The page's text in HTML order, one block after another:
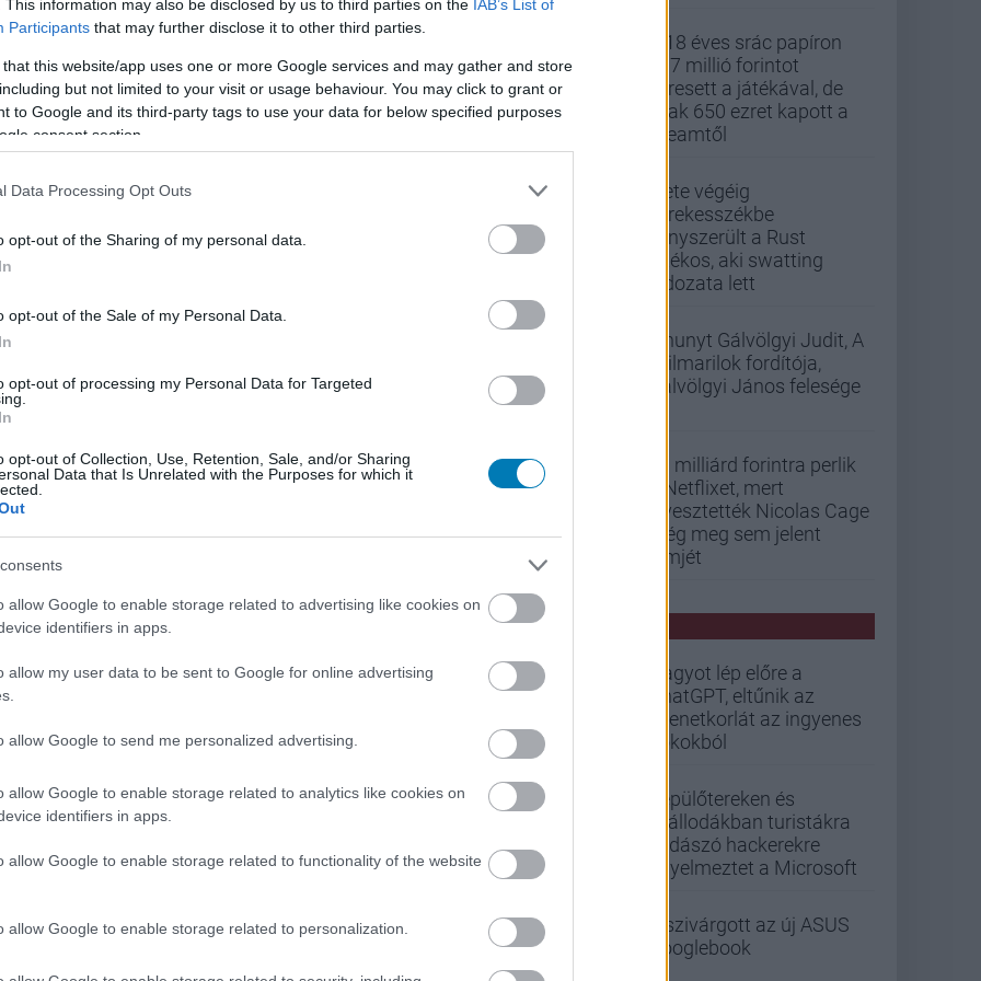
This information may also be disclosed by us to third parties on the IAB’s List of
Participants that may further disclose it to other third parties.
that this website/app uses one or more Google services and may gather and store
but not limited to your visit or usage behaviour. You may click to grant or
to Google and its third-party tags to use your data for below specified purposes
consent section.
Data Processing Opt Outs
opt-out of the Sharing of my personal data.
opt-out of the Sale of my Personal Data.
opt-out of processing my Personal Data for Targeted
opt-out of Collection, Use, Retention, Sale, and/or Sharing
Data that Is Unrelated with the Purposes for which it
allow Google to enable storage related to advertising like cookies on
identifiers in apps.
allow my user data to be sent to Google for online advertising
allow Google to send me personalized advertising.
allow Google to enable storage related to analytics like cookies on
identifiers in apps.
allow Google to enable storage related to functionality of the website
allow Google to enable storage related to personalization.
melyekben a rosszfiú szerepébe
során több cím is bizonyította, hogy nem csak az
ha hősként lépünk fel.
ezek a konzolos játékok is
amiknek azonnal
n is
még bőven maradtak nagy hiányzók.
F1 2020 és Fortnite - ezzel
pár tippet, hogy szerintünk mivel érdemes
egyik legjobb remake érkezik
egy lengyel oldalon tűnt fel a PlayStation hirdetése,
hónap két játékát mutatta be, és bizony az egyikért
O'Neil, a Bluepoint Games egyik
A 18 éves srác papíron
437 millió forintot
keresett a játékával, de
csak 650 ezret kapott a
Steamtől
Élete végéig
kerekesszékbe
kényszerült a Rust
játékos, aki swatting
áldozata lett
Elhunyt Gálvölgyi Judit, A
szilmarilok fordítója,
Gálvölgyi János felesége
33 milliárd forintra perlik
a Netflixet, mert
elvesztették Nicolas Cage
még meg sem jelent
filmjét
PCW HÍREK
Nagyot lép előre a
ChatGPT, eltűnik az
üzenetkorlát az ingyenes
fiókokból
Repülőtereken és
szállodákban turistákra
vadászó hackerekre
figyelmeztet a Microsoft
Kiszivárgott az új ASUS
Googlebook